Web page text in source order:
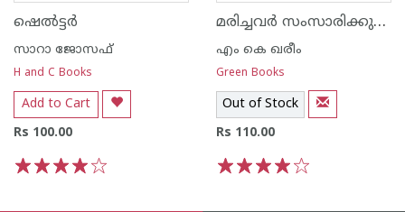
ഷെല്‍ട്ടര്‍
സാറാ ജോസഫ്
H and C Books
Add to Cart
Rs 100.00
മരിച്ചവര്‍ സംസാരിക്കുന്നത്
എം കെ ഖരീം
Green Books
Out of Stock
Rs 110.00